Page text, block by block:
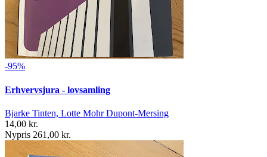
-95%
Erhvervsjura - lovsamling
Bjarke Tinten, Lotte Mohr Dupont-Mersing
14,00 kr.
Nypris 261,00 kr.